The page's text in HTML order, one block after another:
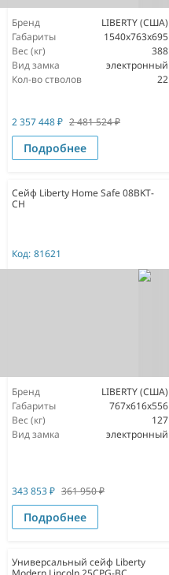
Бренд
LIBERTY (США)
Габариты
1540х763х695
Вес (кг)
388
Вид замка
электронный
Кол-во стволов
22
2 357 448₽ 2 481 524₽
Подробнее
Сейф Liberty Home Safe 08BKT-
CH
Код: 81621
Бренд
LIBERTY (США)
Габариты
767х616х556
Вес (кг)
127
Вид замка
электронный
343 853₽ 361 950₽
Подробнее
Универсальный сейф Liberty